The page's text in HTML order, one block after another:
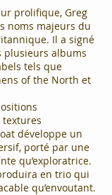
prolifique, Greg
noms majeurs du
Il a signé
plusieurs albums
tels que
of the North et
développe un
porté par une
qu’exploratrice.
en trio qui
qu’envoutant.